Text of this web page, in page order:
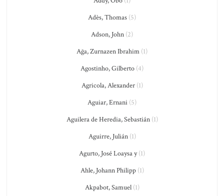
Adès, Thomas (5)
Adson, John (2)
Ağa, Zurnazen Ibrahim (1)
Agostinho, Gilberto (4)
Agricola, Alexander(1)
Aguiar, Ernani (5)
Aguilera de Heredia, Sebastián(1)
Aguirre, Julián(1)
Agurto, José Loaysa y(1)
Ahle, Johann Philipp(1)
Akpabot, Samuel(1)